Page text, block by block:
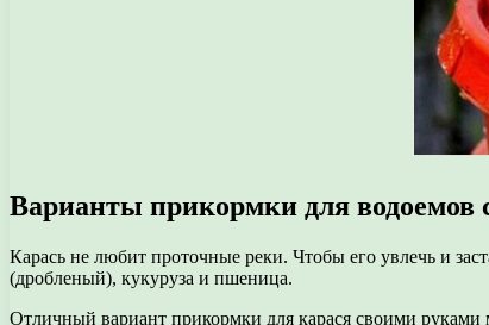
Варианты прикормки для водоемов
Карась не любит проточные реки. Чтобы его увлечь и
(дробленый), кукуруза и пшеница.
Отличный вариант прикормки для карася своими руками